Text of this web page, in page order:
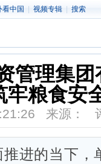
看中国 视频专辑 搜索
管理集
牢粮食安
来源：
进的当下，